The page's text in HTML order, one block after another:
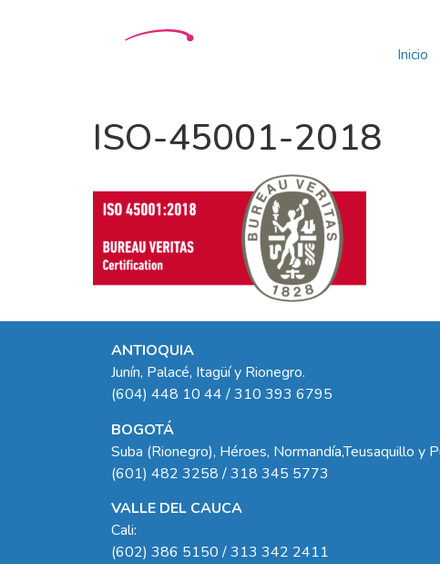
Inicio
ISO-45001-2018
ANTIOQUIA
Junín, Palacé, Itagüí y Rionegro.
(604) 448 10 44 / 310 393 6795
BOGOTÁ
Suba (Rionegro), Héroes, Normandía,Teusaquillo y
(601) 482 3258 / 318 345 5773
VALLE DEL CAUCA
Cali:
(602) 386 5150 / 313 342 2411